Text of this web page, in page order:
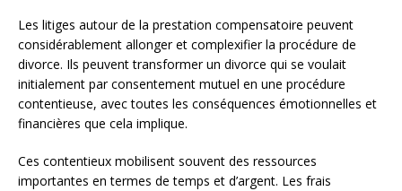
Les litiges autour de la prestation compensatoire peuvent
considérablement allonger et complexifier la procédure de
divorce. Ils peuvent transformer un divorce qui se voulait
initialement par consentement mutuel en une procédure
contentieuse, avec toutes les conséquences émotionnelles et
financières que cela implique.
Ces contentieux mobilisent souvent des ressources
importantes en termes de temps et d’argent. Les frais